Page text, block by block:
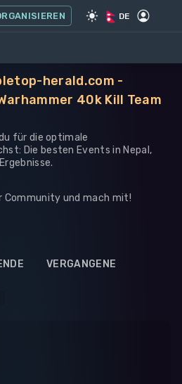
40K
EVENTS MEHR DE
herald.com -
40k Kill Team
für die optimale
Die besten Events in Nepal,
Community und mach mit!
VERGANGENE